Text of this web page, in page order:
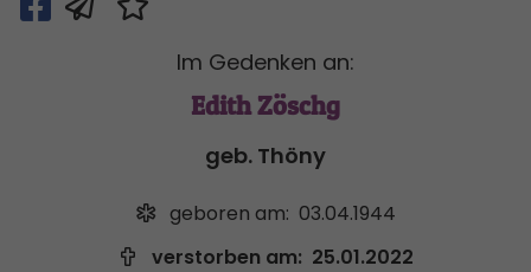
Im Gedenken an:
Edith Zöschg
geb. Thöny
geboren am: 03.04.1944
verstorben am: 25.01.2022